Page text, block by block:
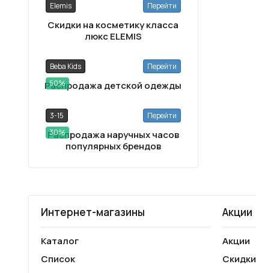
Elemis Перейти
Скидки на косметику класса
люкс ELEMIS
Beba Kids
50%
Перейти
Распродажа детской одежды
3-15
30%
Перейти
Распродажа наручных часов
популярных брендов
Интернет-магазины
Каталог
Список
Акции
Акции
Скидки